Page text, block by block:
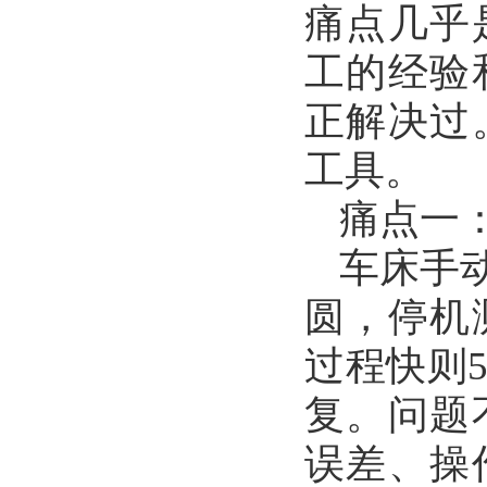
痛点几乎
工的经验
正解决过
工具。
痛点一
车床手
圆，停
过程快则
复。问
误差、操